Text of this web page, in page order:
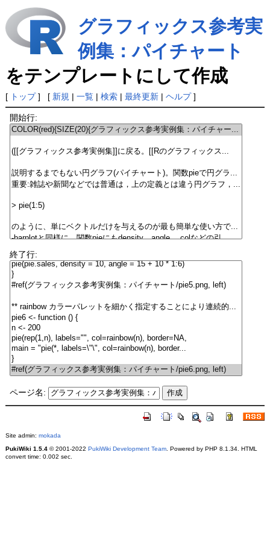
グラフィックス参考実
例集：パイチャート
をテンプレートにして作成
[ トップ] [ 新規 | 一覧| 検索| 最終更新| ヘルプ]
開始行:
終了行:
ページ名:
Site admin: mokada
PukiWiki 1.5.4© 2001-2022 PukiWiki Development Team. Powered by PHP 8.1.34. HTML
convert time: 0.002 sec.